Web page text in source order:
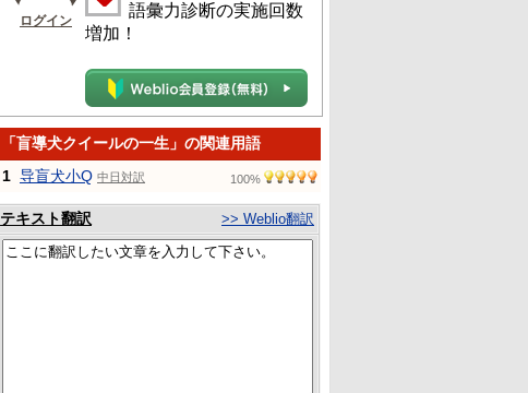
ログイン
語彙力診断の実施回数
増加！
「盲導犬クイールの一生」の関連用語
1 导盲犬小Q 中日対訳 100%
テキスト翻訳 >> Weblio翻訳